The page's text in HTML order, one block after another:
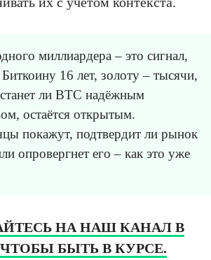
миллиардера – это сигнал,
16 лет, золоту – тысячи,
ли BTC надёжным
остаётся открытым.
покажут, подтвердит ли рынок
опровергнет его – как это уже
НА НАШ КАНАЛ В
БЫТЬ В КУРСЕ.